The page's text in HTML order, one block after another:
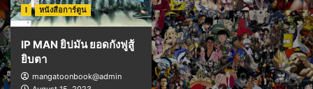
I หนังสือการ์ตูน
IP MAN ยิปมัน ยอดกังฟูสู้
ยิบตา
mangatoonbook@admin